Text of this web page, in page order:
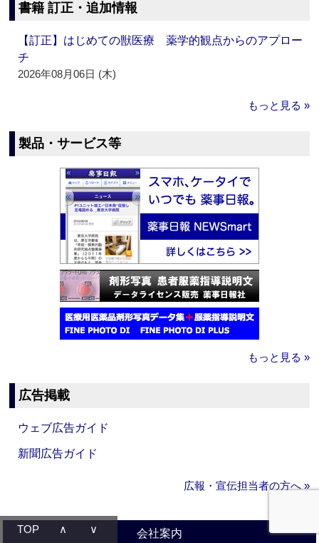
書籍 訂正・追加情報
【訂正】はじめての獣医療 薬学的観点からのアプロー
チ
2026年08月06日 (木)
もっと見る »
製品・サービス等
もっと見る »
広告掲載
ウェブ広告ガイド
新聞広告ガイド
広報・宣伝担当者の方へ »
会社案内
TOP ∧ ∨